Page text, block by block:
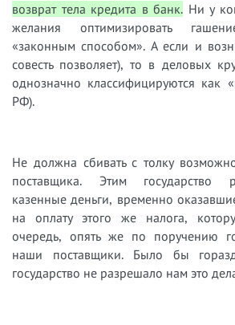
возврат тела кредита в банк. Ни у
желания оптимизировать
«законным способом». А если и
совесть позволяет), то в деловых
однозначно классифицируются как «
РФ).
Не должна сбивать с толку
поставщика. Этим государство
казенные деньги, временно
на оплату этого же налога,
очередь, опять же по поручению
наши поставщики. Было бы
государство не разрешало нам это